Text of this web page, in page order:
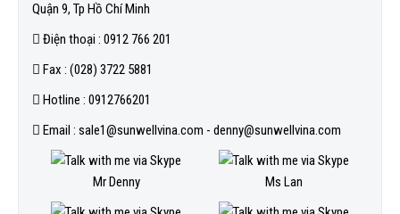
Quận 9, Tp Hồ Chí Minh
Điện thoại : 0912 766 201
Fax : (028) 3722 5881
Hotline : 0912766201
Email : sale1@sunwellvina.com - denny@sunwellvina.com
Mr Denny Ms Lan